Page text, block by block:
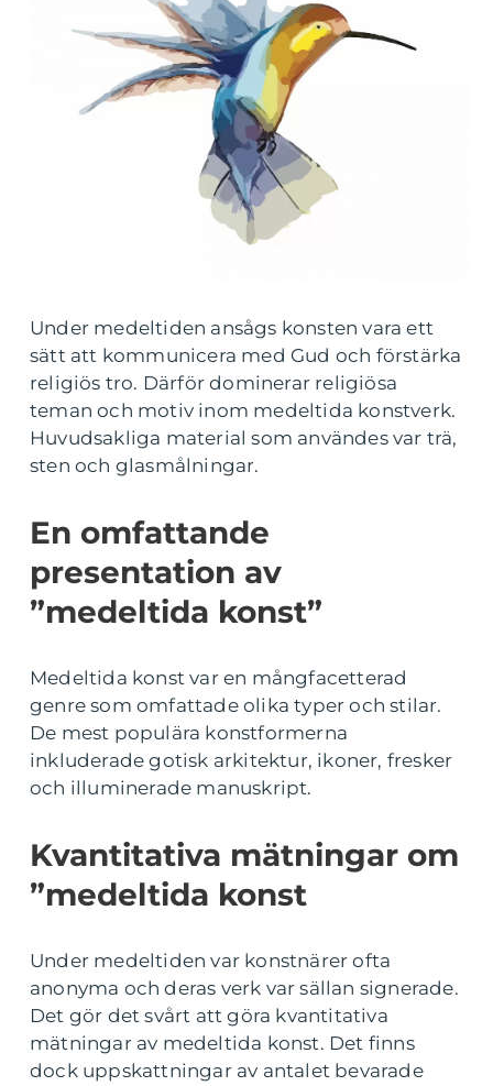
Under medeltiden ansågs konsten vara ett
sätt att kommunicera med Gud och förstärka
religiös tro. Därför dominerar religiösa
teman och motiv inom medeltida konstverk.
Huvudsakliga material som användes var trä,
sten och glasmålningar.
En omfattande
presentation av
”medeltida konst”
Medeltida konst var en mångfacetterad
genre som omfattade olika typer och stilar.
De mest populära konstformerna
inkluderade gotisk arkitektur, ikoner, fresker
och illuminerade manuskript.
Kvantitativa mätningar om
”medeltida konst
Under medeltiden var konstnärer ofta
anonyma och deras verk var sällan signerade.
Det gör det svårt att göra kvantitativa
mätningar av medeltida konst. Det finns
dock uppskattningar av antalet bevarade